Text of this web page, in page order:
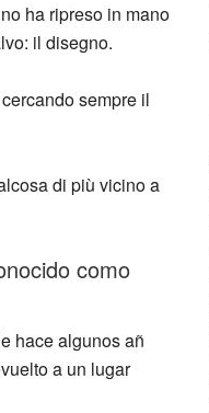
ha ripreso in mano
il disegno.
sempre il
di più vicino a
como
hace algunos añ
a un lugar